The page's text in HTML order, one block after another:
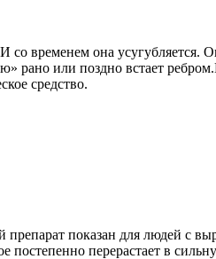
временем она усугубляется.
или поздно встает
средство.
показан для людей с
перерастает в